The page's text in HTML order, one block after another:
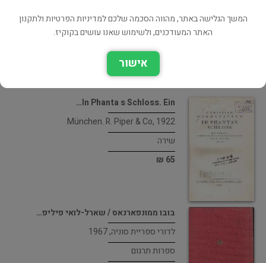
יהדות ומחשבת ישראל
In Phanta s Schloss. Ein…
München. R. Piper & Co, 1922
שירה
65 ₪
בובו ממונפארנאס / שארל-לואי פיליפ…
לדורי ספריית סוניה, 1967
ספרות תרגום
המשך הגלישה באתר, מהווה הסכמה שלכם למדיניות הפרטיות ולתקנון
האתר המעודכנים, ולשימוש שאנו עושים בקוקיז.
אישור